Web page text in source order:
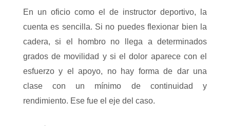
En un oficio como el de instructor deportivo, la
cuenta es sencilla. Si no puedes flexionar bien la
cadera, si el hombro no llega a determinados
grados de movilidad y si el dolor aparece con el
esfuerzo y el apoyo, no hay forma de dar una
clase con un mínimo de continuidad y
rendimiento. Ese fue el eje del caso.